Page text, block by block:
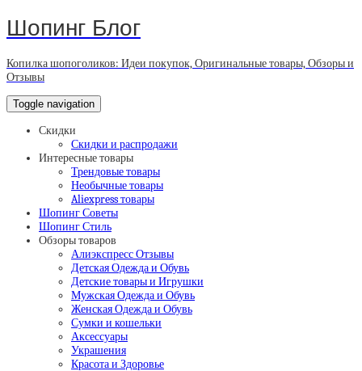
Шопинг Блог
Копилка шопоголиков: Идеи покупок, Оригинальные товары, Обзоры и
Отзывы
Toggle navigation
Скидки
Скидки и распродажи
Интересные товары
Трендовые товары
Необычные товары
Aliexpress товары
Шопинг Советы
Шопинг Стиль
Обзоры товаров
Алиэкспресс Отзывы
Детская Одежда и Обувь
Детские товары и Игрушки
Мужская Одежда и Обувь
Женская Одежда и Обувь
Сумки и кошельки
Аксессуары
Украшения
Красота и Здоровье